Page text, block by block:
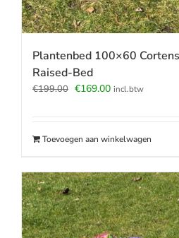
Plantenbed 100×60
Raised-Bed
€199.00 Oorspronkelijke
€169.00Huidige
incl.btw
Toevoegen aan winkelwagen